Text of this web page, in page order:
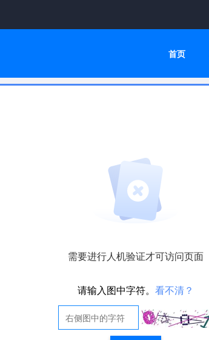
首页
需要进行人机验证才可访问页面
请输入图中字符。 看不清？